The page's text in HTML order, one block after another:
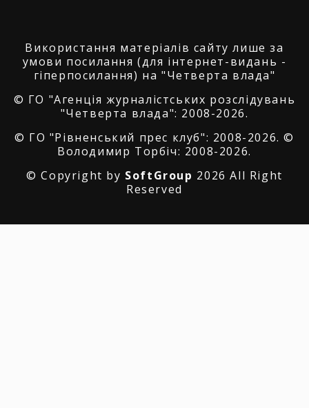
Використання матеріалів сайту лише за
умови посилання (для інтернет-видань -
гіперпосилання) на "Четверта влада"
© ГО "Агенція журналістських розслідувань
"Четверта влада": 2008-2026.
© ГО "Рівненський прес клуб": 2008-2026. ©
Володимир Торбіч: 2008-2026.
© Copyright by SoftGroup 2026 All Right
Reserved